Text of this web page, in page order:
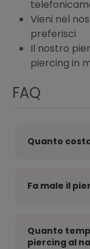
Vieni nel
preferisci
Il nostro
piercing in
FAQ
Quanto
Fa male il
Quanto
piercing al